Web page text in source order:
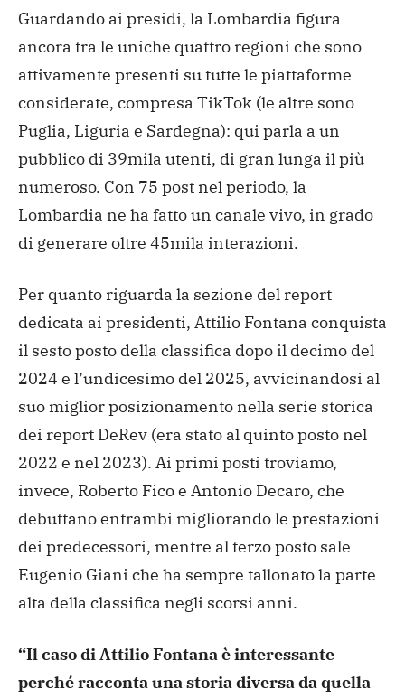
Guardando ai presidi, la Lombardia figura
ancora tra le uniche quattro regioni che sono
attivamente presenti su tutte le piattaforme
considerate, compresa TikTok (le altre sono
Puglia, Liguria e Sardegna): qui parla a un
pubblico di 39mila utenti, di gran lunga il più
numeroso. Con 75 post nel periodo, la
Lombardia ne ha fatto un canale vivo, in grado
di generare oltre 45mila interazioni.
Per quanto riguarda la sezione del report
dedicata ai presidenti, Attilio Fontana conquista
il sesto posto della classifica dopo il decimo del
2024 e l’undicesimo del 2025, avvicinandosi al
suo miglior posizionamento nella serie storica
dei report DeRev (era stato al quinto posto nel
2022 e nel 2023). Ai primi posti troviamo,
invece, Roberto Fico e Antonio Decaro, che
debuttano entrambi migliorando le prestazioni
dei predecessori, mentre al terzo posto sale
Eugenio Giani che ha sempre tallonato la parte
alta della classifica negli scorsi anni.
“Il caso di Attilio Fontana è interessante
perché racconta una storia diversa da quella